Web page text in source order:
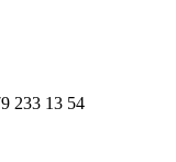
233 13 54